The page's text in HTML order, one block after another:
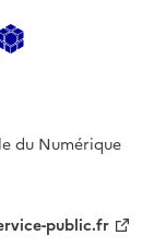
du Numérique
public.fr